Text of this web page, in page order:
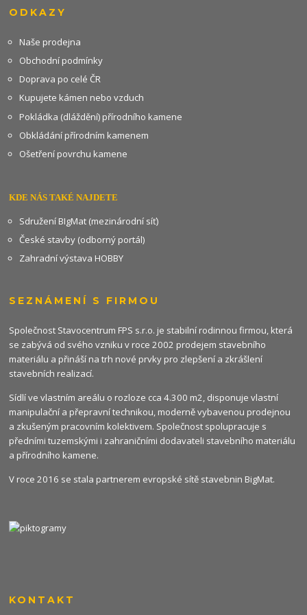
ODKAZY
Naše prodejna
Obchodní podmínky
Doprava po celé ČR
Kupujete kámen nebo vzduch
Pokládka (dláždění) přírodního kamene
Obkládání přírodním kamenem
Ošetření povrchu kamene
KDE NÁS TAKÉ NAJDETE
Sdružení BIgMat (mezinárodní síť)
České stavby (odborný portál)
Zahradní výstava HOBBY
SEZNÁMENÍ S FIRMOU
Společnost Stavocentrum FPS s.r.o. je stabilní rodinnou firmou, která
se zabývá od svého vzniku v roce 2002 prodejem stavebního
materiálu a přináší na trh nové prvky pro zlepšení a zkrášlení
stavebních realizací.
Sídlí ve vlastním areálu o rozloze cca 4.300 m2, disponuje vlastní
manipulační a přepravní technikou, moderně vybavenou prodejnou
a zkušeným pracovním kolektivem. Společnost spolupracuje s
předními tuzemskými i zahraničními dodavateli stavebního materiálu
a přírodního kamene.
V roce 2016 se stala partnerem evropské sítě stavebnin BigMat.
KONTAKT